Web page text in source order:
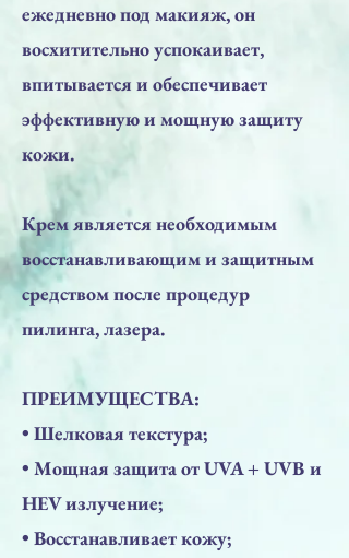
ежедневно под макияж, он
восхитительно успокаивает,
впитывается и обеспечивает
эффективную и мощную защиту
кожи.
Крем является необходимым
восстанавливающим и защитным
средством после процедур
пилинга, лазера.
ПРЕИМУЩЕСТВА:
• Шелковая текстура;
• Мощная защита от UVA + UVB и
HEV излучение;
• Восстанавливает кожу;